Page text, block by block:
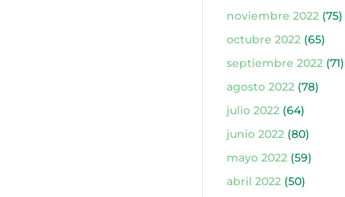
noviembre 2022(75)
octubre 2022(65)
septiembre 2022(71)
agosto 2022(78)
julio 2022(64)
junio 2022(80)
mayo 2022(59)
abril 2022(50)